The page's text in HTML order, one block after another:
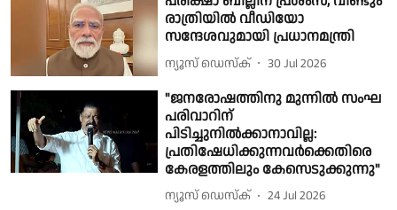
രാത്രിയിൽ വീഡിയോ
സന്ദേശവുമായി പ്രധാനമന്ത്രി
ന്യൂസ് ഡെസ്ക് 30 Jul 2026
"ജനരോഷത്തിനു മുന്നിൽ സംഘ
പരിവാറിന്
പിടിച്ചുനിൽക്കാനാവില്ല:
പ്രതിഷേധിക്കുന്നവര്‍ക്കെതിരെ
കേരളത്തിലും കേസെടുക്കുന്നു"
ന്യൂസ് ഡെസ്ക് 24 Jul 2026